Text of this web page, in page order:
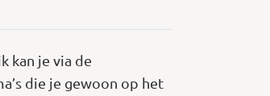
kan je via de
die je gewoon op het